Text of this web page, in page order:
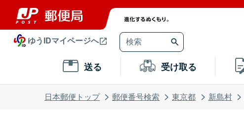
ゆうIDマイページへ
送る 受け取る
日本郵便トップ 郵便番号検索 東京都 新島村